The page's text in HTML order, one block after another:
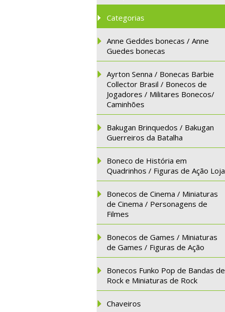
Categorias
Anne Geddes bonecas / Anne
Guedes bonecas
Ayrton Senna / Bonecas Barbie
Collector Brasil / Bonecos de
Jogadores / Militares Bonecos/
Caminhões
Bakugan Brinquedos / Bakugan
Guerreiros da Batalha
Boneco de História em
Quadrinhos / Figuras de Ação Loja
Bonecos de Cinema / Miniaturas
de Cinema / Personagens de
Filmes
Bonecos de Games / Miniaturas
de Games / Figuras de Ação
Bonecos Funko Pop de Bandas de
Rock e Miniaturas de Rock
Chaveiros